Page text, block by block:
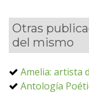
Otras
del mismo
Amelia: artista
Antología